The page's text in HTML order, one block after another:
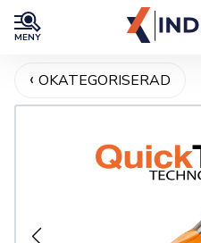
MENY
OKATEGORISERAD